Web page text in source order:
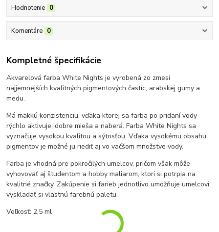
Hodnotenie 0
Komentáre 0
Kompletné špecifikácie
Akvarelová farba White Nights je vyrobená zo zmesi
najjemnejších kvalitných pigmentových častíc, arabskej gumy a
medu.
Má mäkkú konzistenciu, vďaka ktorej sa farba po pridaní vody
rýchlo aktivuje, dobre mieša a naberá. Farba White Nights sa
vyznačuje vysokou kvalitou a sýtosťou. Vďaka vysokému obsahu
pigmentov je možné ju riediť aj vo väčšom množstve vody.
Farba je vhodná pre pokročilých umelcov, pričom však môže
vyhovovať aj študentom a hobby maliarom, ktorí si potrpia na
kvalitné značky. Zakúpenie si farieb jednotlivo umožňuje umelcovi
vyskladať si vlastnú farebnú paletu.
Veľkosť: 2,5 ml